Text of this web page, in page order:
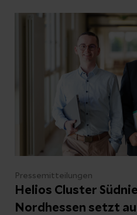
Pressemitteilungen
Helios Cluster
Nordhessen setzt